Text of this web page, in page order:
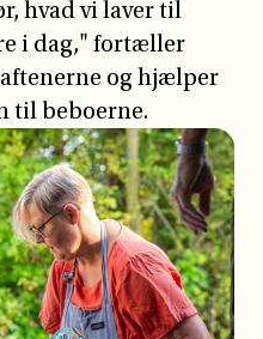
hvad vi laver til
i dag," fortæller
og hjælper
til beboerne.